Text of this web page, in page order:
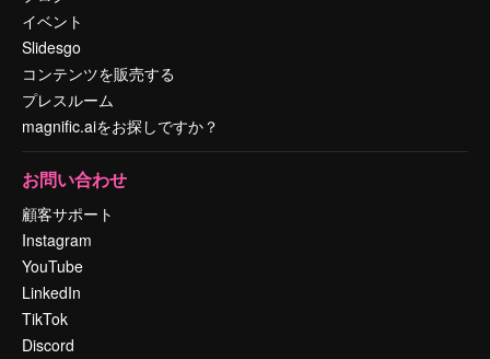
イベント
Slidesgo
コンテンツを販売する
プレスルーム
magnific.aiをお探しですか？
お問い合わせ
顧客サポート
Instagram
YouTube
LinkedIn
TikTok
Discord